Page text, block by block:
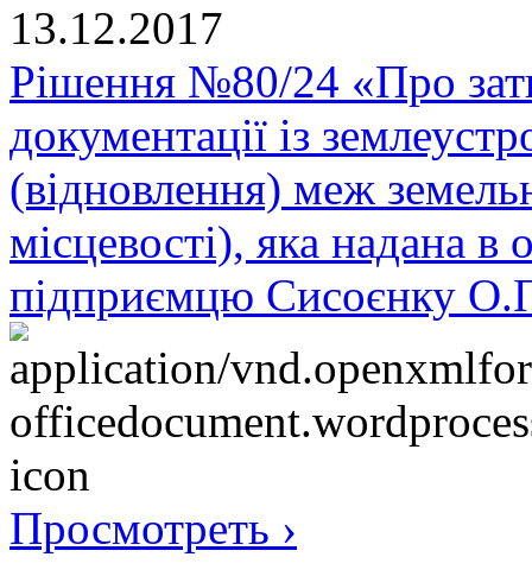
13.12.2017
Рішення №80/24 «Про
документації із
(відновлення) меж
місцевості), яка надана в
підприємцю Сисоєнку
Просмотреть ›